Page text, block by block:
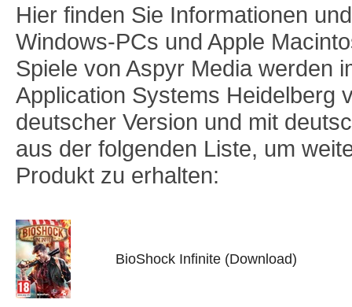
Hier finden Sie Informationen
Windows-PCs und Apple
Spiele von Aspyr Media werden
Application Systems Heidelberg
deutscher Version und mit
aus der folgenden Liste, um
Produkt zu erhalten:
BioShock Infinite (Download)